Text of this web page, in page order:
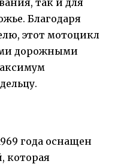
Благодаря
этот мотоцикл
дорожными
года оснащен
которая